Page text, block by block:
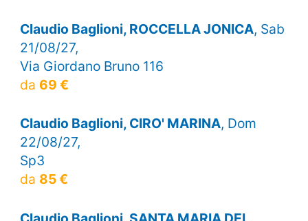
Claudio Baglioni, ROCCELLA JONICA, Sab
21/08/27,
Via Giordano Bruno 116
da 69 €
Claudio Baglioni, CIRO' MARINA, Dom
22/08/27,
Sp3
da 85 €